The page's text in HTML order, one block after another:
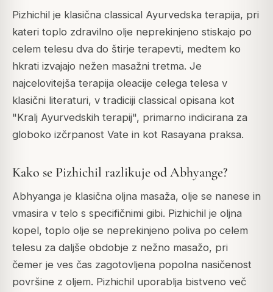
Pizhichil je klasična classical Ayurvedska terapija, pri
kateri toplo zdravilno olje neprekinjeno stiskajo po
celem telesu dva do štirje terapevti, medtem ko
hkrati izvajajo nežen masažni tretma. Je
najcelovitejša terapija oleacije celega telesa v
klasični literaturi, v tradiciji classical opisana kot
"Kralj Ayurvedskih terapij", primarno indicirana za
globoko izčrpanost Vate in kot Rasayana praksa.
Kako se Pizhichil razlikuje od Abhyange?
Abhyanga je klasična oljna masaža, olje se nanese in
vmasira v telo s specifičnimi gibi. Pizhichil je oljna
kopel, toplo olje se neprekinjeno poliva po celem
telesu za daljše obdobje z nežno masažo, pri
čemer je ves čas zagotovljena popolna nasičenost
površine z oljem. Pizhichil uporablja bistveno več